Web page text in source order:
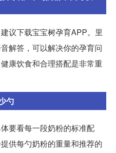
议下载宝宝树孕育APP。里
解答，可以解决你的孕育问
康饮食和合理搭配是非常重
勺
要看每一段奶粉的标准配
供每勺奶粉的重量和推荐的